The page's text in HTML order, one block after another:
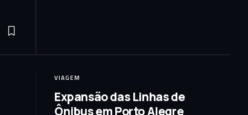
VIAGEM
Expansão das Linhas de
Ônibus em Porto Alegre